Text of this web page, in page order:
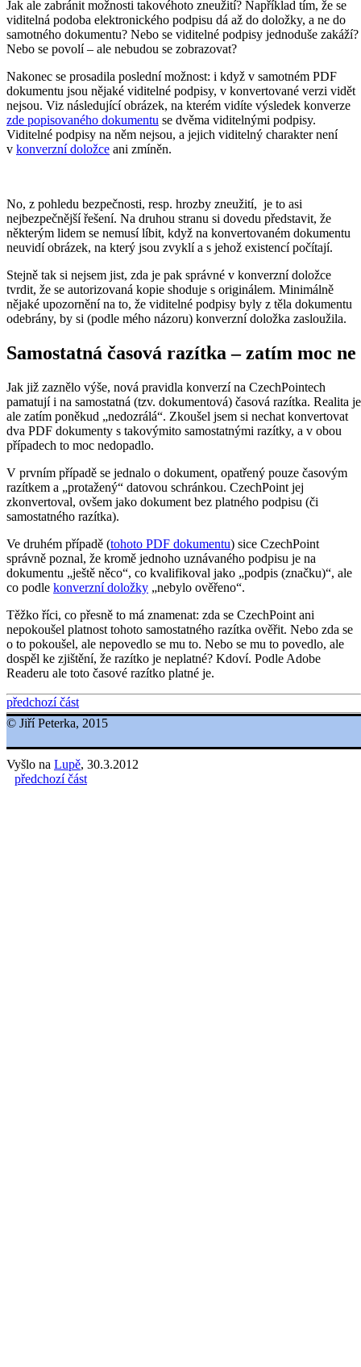
Jak ale zabránit možnosti takovéhoto zneužití? Například tím, že se
viditelná podoba elektronického podpisu dá až do doložky, a ne do
samotného dokumentu? Nebo se viditelné podpisy jednoduše zakáží?
Nebo se povolí – ale nebudou se zobrazovat?
Nakonec se prosadila poslední možnost: i když v samotném PDF
dokumentu jsou nějaké viditelné podpisy, v konvertované verzi vidět
nejsou. Viz následující obrázek, na kterém vidíte výsledek konverze
zde popisovaného dokumentu se dvěma viditelnými podpisy.
Viditelné podpisy na něm nejsou, a jejich viditelný charakter není
v konverzní doložce ani zmíněn.
No, z pohledu bezpečnosti, resp. hrozby zneužití, je to asi
nejbezpečnější řešení. Na druhou stranu si dovedu představit, že
některým lidem se nemusí líbit, když na konvertovaném dokumentu
neuvidí obrázek, na který jsou zvyklí a s jehož existencí počítají.
Stejně tak si nejsem jist, zda je pak správné v konverzní doložce
tvrdit, že se autorizovaná kopie shoduje s originálem. Minimálně
nějaké upozornění na to, že viditelné podpisy byly z těla dokumentu
odebrány, by si (podle mého názoru) konverzní doložka zasloužila.
Samostatná časová razítka – zatím moc ne
Jak již zaznělo výše, nová pravidla konverzí na CzechPointech
pamatují i na samostatná (tzv. dokumentová) časová razítka. Realita je
ale zatím poněkud „nedozrálá“. Zkoušel jsem si nechat konvertovat
dva PDF dokumenty s takovýmito samostatnými razítky, a v obou
případech to moc nedopadlo.
V prvním případě se jednalo o dokument, opatřený pouze časovým
razítkem a „protažený“ datovou schránkou. CzechPoint jej
zkonvertoval, ovšem jako dokument bez platného podpisu (či
samostatného razítka).
Ve druhém případě (tohoto PDF dokumentu) sice CzechPoint
správně poznal, že kromě jednoho uznávaného podpisu je na
dokumentu „ještě něco“, co kvalifikoval jako „podpis (značku)“, ale
co podle konverzní doložky „nebylo ověřeno“.
Těžko říci, co přesně to má znamenat: zda se CzechPoint ani
nepokoušel platnost tohoto samostatného razítka ověřit. Nebo zda se
o to pokoušel, ale nepovedlo se mu to. Nebo se mu to povedlo, ale
dospěl ke zjištění, že razítko je neplatné? Kdoví. Podle Adobe
Readeru ale toto časové razítko platné je.
předchozí část
© Jiří Peterka, 2015
Vyšlo na Lupě, 30.3.2012
předchozí část